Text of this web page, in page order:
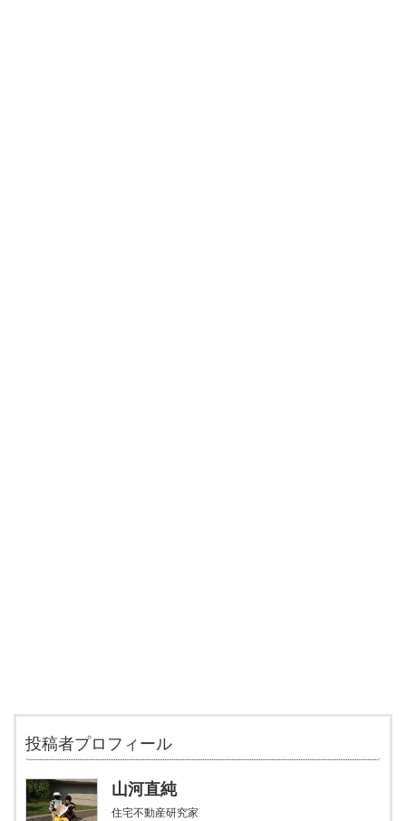
投稿者プロフィール
山河直純
住宅不動産研究家